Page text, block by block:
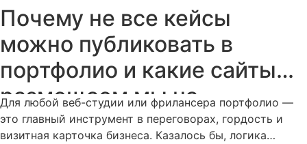
Почему не все кейсы
можно публиковать в
портфолио и какие сайты
размещаем мы на
webplustudio.ru
Для любой веб-студии или фрилансера портфолио —
это главный инструмент в переговорах, гордость и
визитная карточка бизнеса. Казалось бы, логика